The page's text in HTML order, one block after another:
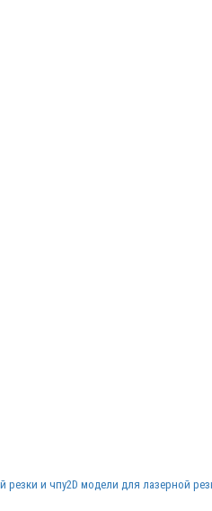
2D модели для лазерной